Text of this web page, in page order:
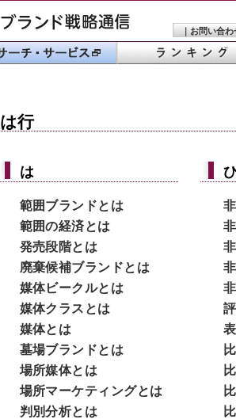
｜ お問い合わ
は行
は
範囲ブランドとは
範囲の経済とは
発売段階とは
廃棄候補ブランドとは
媒体ビークルとは
媒体クラス とは
媒体とは
墓場ブランドとは
場所媒体とは
場所マーケティングとは
判別分析とは